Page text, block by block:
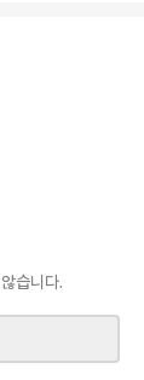
습니다.